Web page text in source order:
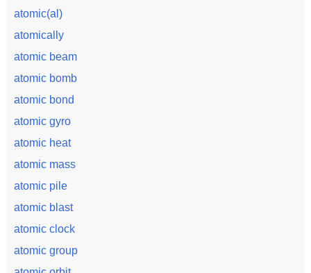
atomic(al)
atomically
atomic beam
atomic bomb
atomic bond
atomic gyro
atomic heat
atomic mass
atomic pile
atomic blast
atomic clock
atomic group